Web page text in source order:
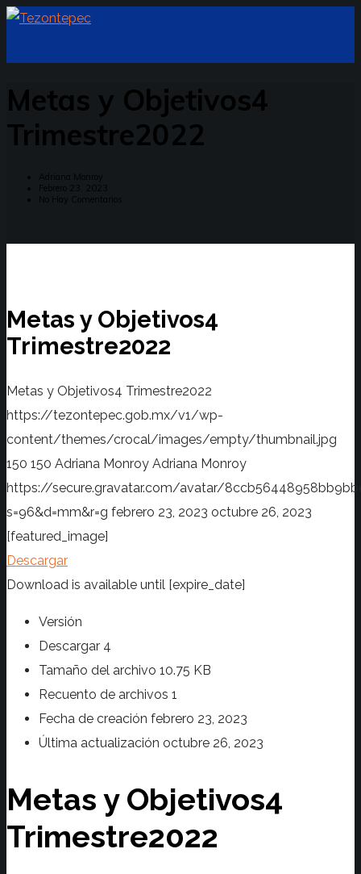
Metas y Objetivos4
Trimestre2022
Adriana Monroy
Febrero 23, 2023
No Hay Comentarios
Metas y Objetivos4
Trimestre2022
Metas y Objetivos4 Trimestre2022
https://tezontepec.gob.mx/v1/wp-
content/themes/crocal/images/empty/thumbnail.jpg
150 150 Adriana Monroy Adriana Monroy
https://secure.gravatar.com/avatar/
s=96&d=mm&r=g febrero 23, 2023 octubre 26, 2023
[featured_image]
Descargar
Download is available until [expire_date]
Versión
Descargar 4
Tamaño del archivo 10.75 KB
Recuento de archivos 1
Fecha de creación febrero 23, 2023
Última actualización octubre 26, 2023
Metas y Objetivos4
Trimestre2022